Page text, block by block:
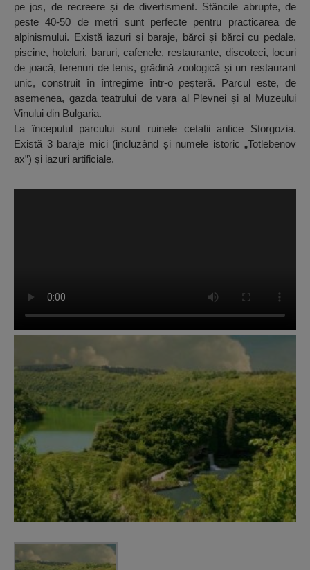
pe jos, de recreere și de divertisment. Stâncile abrupte, de
peste 40-50 de metri sunt perfecte pentru practicarea de
alpinismului. Există iazuri și baraje, bărci și bărci cu pedale,
piscine, hoteluri, baruri, cafenele, restaurante, discoteci, locuri
de joacă, terenuri de tenis, grădină zoologică și un restaurant
unic, construit în întregime într-o peșteră. Parcul este, de
asemenea, gazda teatrului de vara al Plevnei și al Muzeului
Vinului din Bulgaria.
La începutul parcului sunt ruinele cetatii antice Storgozia.
Există 3 baraje mici (incluzând și numele istoric „Totlebenov
ax”) și iazuri artificiale.